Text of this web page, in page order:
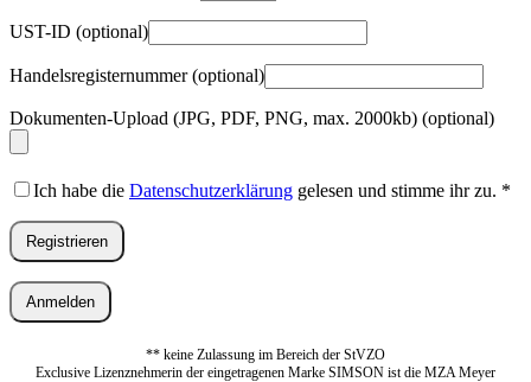
UST-ID (optional)
Handelsregisternummer(optional)
Dokumenten-Upload (JPG, PDF, PNG, max. 2000kb) (optional)
Ich habe die Datenschutzerklärung gelesen und stimme ihr zu. *
Registrieren
Anmelden
** keine Zulassung im Bereich der StVZO
Exclusive Lizenznehmerin der eingetragenen Marke SIMSON ist die MZA Meyer